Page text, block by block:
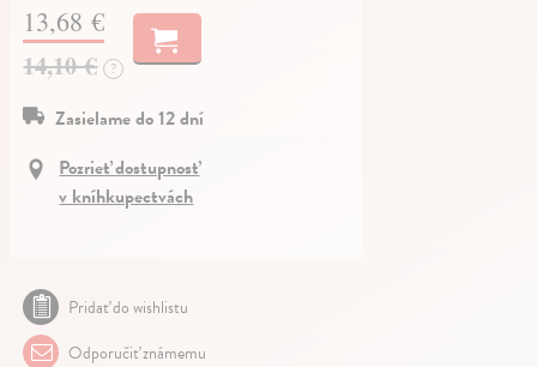
13,68 €
14,10 € ?
Zasielame do 12 dní
Pozrieť dostupnosť
v kníhkupectvách
Pridať do wishlistu
Odporučiť známemu